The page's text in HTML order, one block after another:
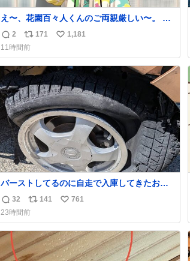
え〜、花園百々人くんのご両親厳しい〜。 で
も9歳児の市原仁奈にここまで「構ってほし
い、構ってくれるの？」と寂しさを極限まで
煮詰めた台詞を何気ない日常会話で発言させ
てるご両親もだいぶ厳しいよ 双方弁護士を
雇わないか？
返
信
数
2
リ
ポ
ス
ト
数
171
い
ね
数
1,181
11時間前
バーストしてるのに自走で入庫してきたお客
さん バーストしたならその場で動かないで助
け呼んで下さい😰 保険にロードサービス付い
てて金銭負担も無いんですから これで走る
と、壊さなくていい所まで壊しちゃいますか
ら 実際、外装ダメージ、ABSセンサ断線、ブ
レーキホースも傷入っちゃってます…
返
信
数
32
リ
ポ
ス
ト
数
141
い
ね
数
761
23時間前